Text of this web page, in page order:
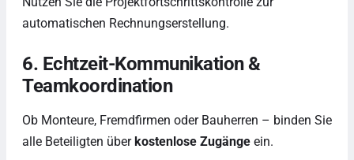
automatischen Rechnungserstellung.
6. Echtzeit-Kommunikation &
Teamkoordination
Ob Monteure, Fremdfirmen oder Bauherren – binden Sie
alle Beteiligten überkostenlose Zugänge ein.